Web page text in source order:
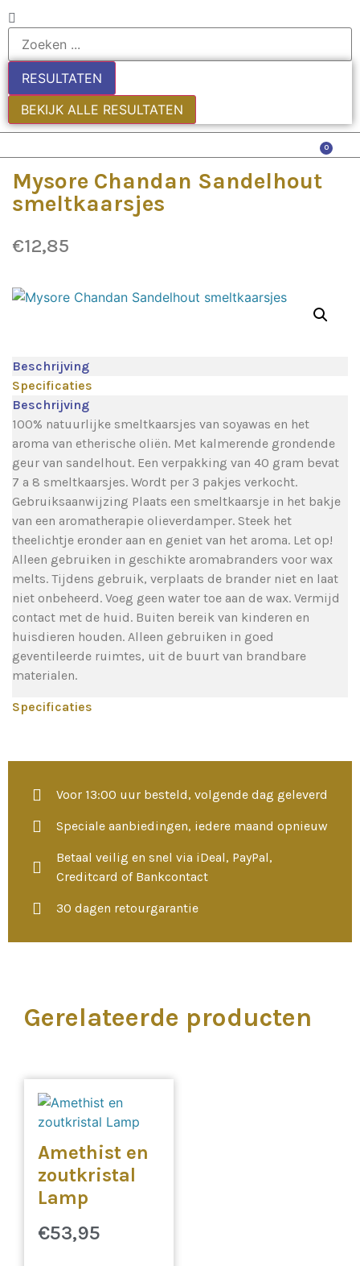
RESULTATEN
BEKIJK ALLE RESULTATEN
0
Mysore Chandan Sandelhout
smeltkaarsjes
€12,85
Beschrijving
Specificaties
Beschrijving
100% natuurlijke smeltkaarsjes van soyawas en het
aroma van etherische oliën. Met kalmerende grondende
geur van sandelhout. Een verpakking van 40 gram bevat
7 a 8 smeltkaarsjes. Wordt per 3 pakjes verkocht.
Gebruiksaanwijzing Plaats een smeltkaarsje in het bakje
van een aromatherapie olieverdamper. Steek het
theelichtje eronder aan en geniet van het aroma. Let op!
Alleen gebruiken in geschikte aromabranders voor wax
melts. Tijdens gebruik, verplaats de brander niet en laat
niet onbeheerd. Voeg geen water toe aan de wax. Vermijd
contact met de huid. Buiten bereik van kinderen en
huisdieren houden. Alleen gebruiken in goed
geventileerde ruimtes, uit de buurt van brandbare
materialen.
Specificaties
Voor 13:00 uur besteld, volgende dag geleverd
Speciale aanbiedingen, iedere maand opnieuw
Betaal veilig en snel via iDeal, PayPal,
Creditcard of Bankcontact
30 dagen retourgarantie
Gerelateerde producten
Amethist en
zoutkristal
Lamp
€53,95